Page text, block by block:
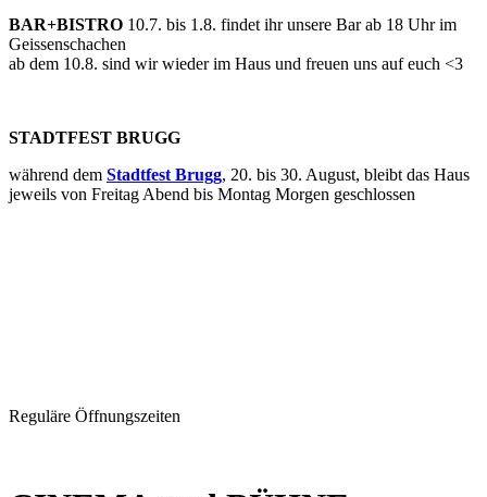
BAR+BISTRO 10.7. bis 1.8. findet ihr unsere Bar ab 18 Uhr im
Geissenschachen
ab dem 10.8. sind wir wieder im Haus und freuen uns auf euch <3
STADTFEST BRUGG
während dem Stadtfest Brugg, 20. bis 30. August, bleibt das Haus
jeweils von Freitag Abend bis Montag Morgen geschlossen
Reguläre Öffnungszeiten